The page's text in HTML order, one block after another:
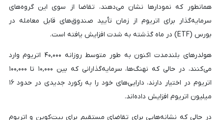
همانطور که نمودارها نشان می‌دهند، تقاضا از سوی این گروه‌های
سرمایه‌گذار برای اتریوم از زمان تأیید صندوق‌های قابل معامله در
بورس (ETF) در ماه گذشته به شدت افزایش یافته است.
هولدرهای بلندمدت اکنون به طور متوسط ​​روزانه ۴۰,۰۰۰ اتریوم وارد
می‌کنند، در حالی که نهنگ‌ها، سرمایه‌گذارانی که بین ۱۰,۰۰۰ تا ۱۰۰,۰۰۰
اتریوم در اختیار دارند، دارایی‌های خود را به رکورد جدیدی در حدود ۱۶
میلیون اتریوم افزایش داده‌اند.
در حالی که نشانه‌هایی برای تقاضای مستقیم برای بیت‌کوین و اتریوم